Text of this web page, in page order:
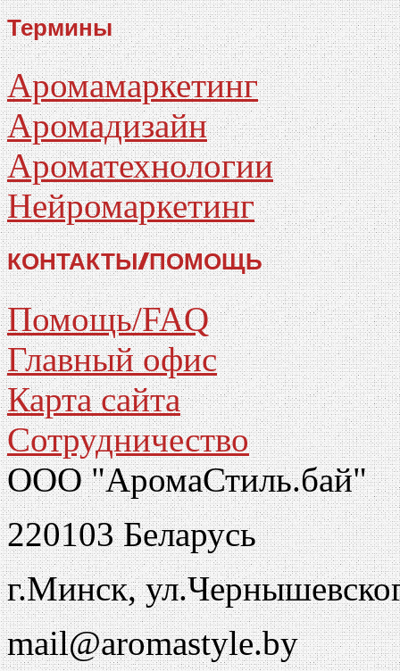
Термины
Аромамаркетинг
Аромадизайн
Ароматехнологии
Нейромаркетинг
КОНТАКТЫ/ПОМОЩЬ
Помощь/FAQ
Главный офис
Карта сайта
Сотрудничество
ООО "АромаСтиль.бай"
220103 Беларусь
г.Минск,
mail@aromastyle.by